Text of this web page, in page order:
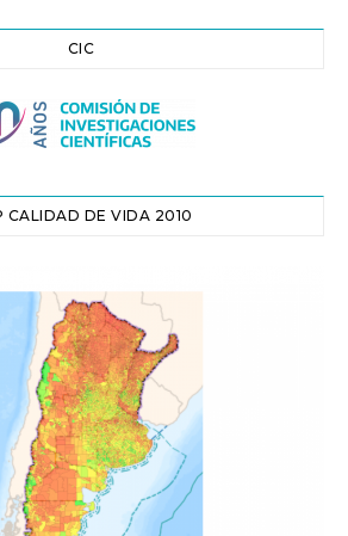
CIC
CALIDAD DE VIDA 2010